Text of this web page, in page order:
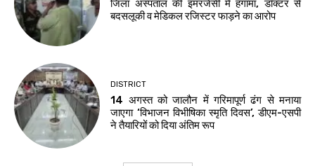
जिला अस्पताल की इमरजेंसी में हंगामा, डॉक्टर से
बदसलूकी व मेडिकल रजिस्टर फाड़ने का आरोप
DISTRICT
14 अगस्त को जालौन में गरिमापूर्ण ढंग से मनाया
जाएगा ‘विभाजन विभीषिका स्मृति दिवस’, डीएम-एसपी
ने तैयारियों को दिया अंतिम रूप